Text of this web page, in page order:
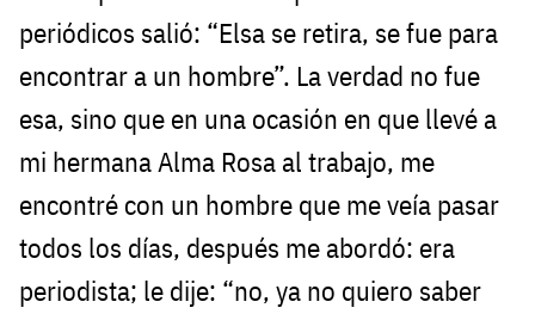
periódicos salió: “Elsa se retira, se fue para
encontrar a un hombre”. La verdad no fue
esa, sino que en una ocasión en que llevé a
mi hermana Alma Rosa al trabajo, me
encontré con un hombre que me veía pasar
todos los días, después me abordó: era
periodista; le dije: “no, ya no quiero saber